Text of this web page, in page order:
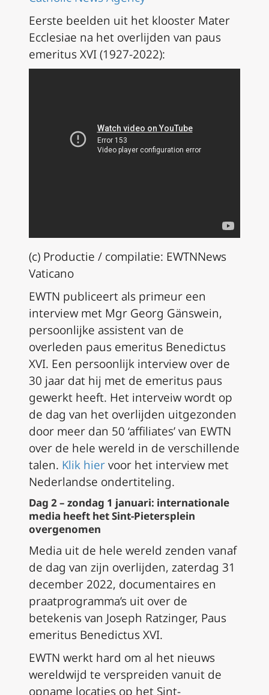
Eerste beelden uit het klooster Mater
Ecclesiae na het overlijden van paus
emeritus XVI (1927-2022):
(c) Productie / compilatie: EWTNNews
Vaticano
EWTN publiceert als primeur een
interview met Mgr Georg Gänswein,
persoonlijke assistent van de
overleden paus emeritus Benedictus
XVI. Een persoonlijk interview over de
30 jaar dat hij met de emeritus paus
gewerkt heeft. Het interveiw wordt op
de dag van het overlijden uitgezonden
door meer dan 50 ‘affiliates’ van EWTN
over de hele wereld in de verschillende
talen. Klik hiervoor het interview met
Nederlandse ondertiteling.
Dag 2 – zondag 1 januari: internationale
media heeft het Sint-Pietersplein
overgenomen
Media uit de hele wereld zenden vanaf
de dag van zijn overlijden, zaterdag 31
december 2022, documentaires en
praatprogramma’s uit over de
betekenis van Joseph Ratzinger, Paus
emeritus Benedictus XVI.
EWTN werkt hard om al het nieuws
wereldwijd te verspreiden vanuit de
opname locaties op het Sint-